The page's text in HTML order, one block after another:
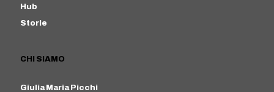
Hub
Storie
CHI SIAMO
Giulia Maria Picchi